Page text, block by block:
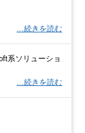
…続きを読む
系ソリューショ
…続きを読む